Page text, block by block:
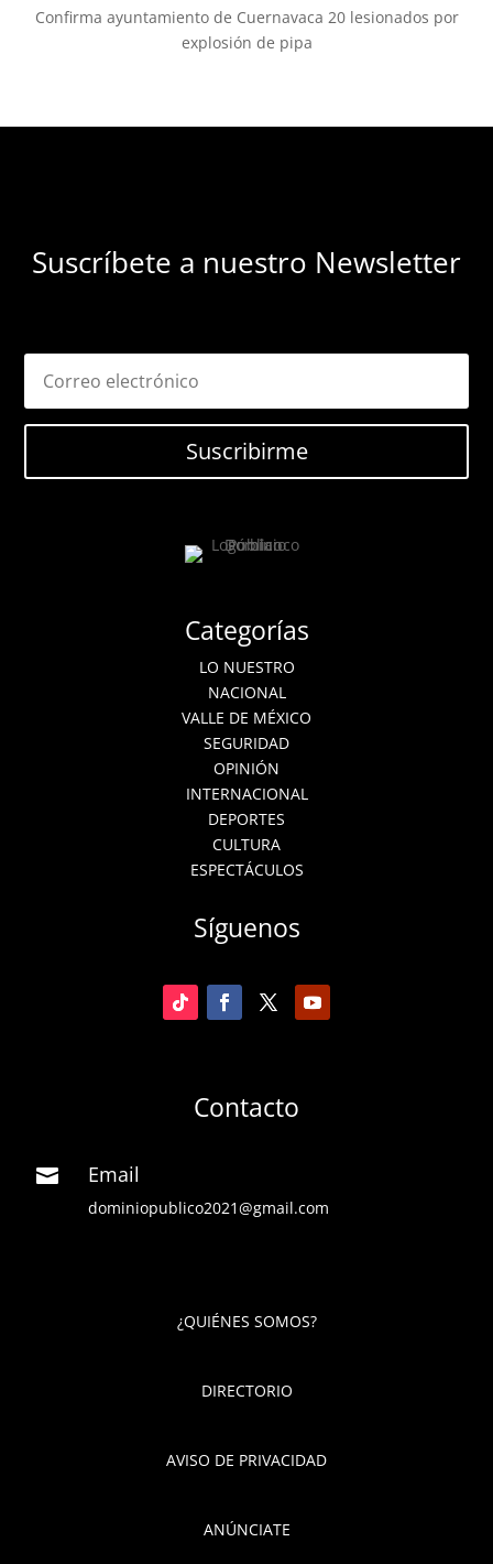
Confirma ayuntamiento de Cuernavaca 20 lesionados por
explosión de pipa
Suscríbete a nuestro Newsletter
Suscribirme
Categorías
LO NUESTRO
NACIONAL
VALLE DE MÉXICO
SEGURIDAD
OPINIÓN
INTERNACIONAL
DEPORTES
CULTURA
ESPECTÁCULOS
Síguenos
Contacto
 Email
dominiopublico2021@gmail.com
¿QUIÉNES SOMOS?
DIRECTORIO
AVISO DE PRIVACIDAD
ANÚNCIATE